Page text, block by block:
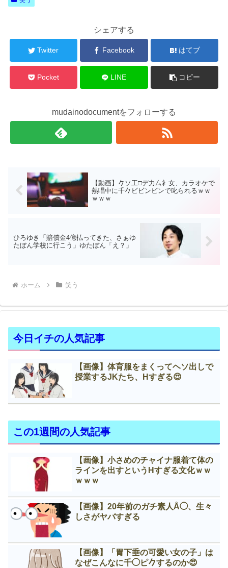
シェアする
Twitter Facebook はてブ
Pocket LINE コピー
mudainodocumentをフォローする
【動画】𠂊ソ工□デ力厶衤女、カラオケで
熱唱中に千𠂊ビビンビンで叱られるｗｗ
ｗｗｗ
ひろゆき「賠償金4億払ってきた、さぁゆ
たぼん学校に行こう」ゆたぼん「え？」
ホーム 笑う
今日イチの人気記事
【画像】体育服をまくってヘソ出しで
授業するJKたち、Нすぎる😍
この1週間の人気記事
【画像】小さめのチャイナ服着て体の
ラインを出すというНすぎる文化ｗｗ
ｗｗｗ
【画像】20年前のガチ素人Å◯、生々
しさがヤバすぎる
【画像】「胃下垂の可愛い女の子」は
なぜこんなに千◯ピ𠂊するのか😍